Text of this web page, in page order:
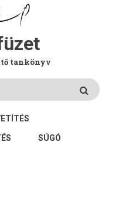
tankönyv
SÚGÓ